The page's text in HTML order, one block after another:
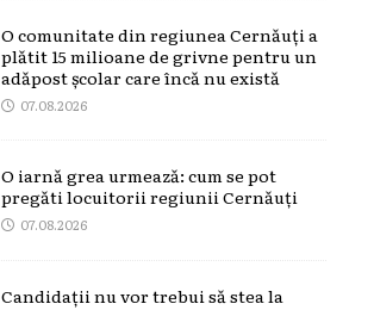
O comunitate din regiunea Cernăuți a
plătit 15 milioane de grivne pentru un
adăpost școlar care încă nu există
07.08.2026
O iarnă grea urmează: cum se pot
pregăti locuitorii regiunii Cernăuți
07.08.2026
Candidații nu vor trebui să stea la